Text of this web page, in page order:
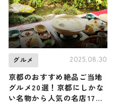
グルメ 2025.08.30
京都のおすすめ絶品ご当地
グルメ20選！京都にしかな
い名物から人気の名店17選